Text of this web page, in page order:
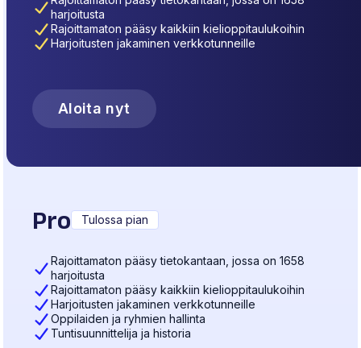
harjoitusta
Rajoittamaton pääsy kaikkiin kielioppitaulukoihin
Harjoitusten jakaminen verkkotunneille
Aloita nyt
Pro Tulossa pian
Rajoittamaton pääsy tietokantaan, jossa on 1658
harjoitusta
Rajoittamaton pääsy kaikkiin kielioppitaulukoihin
Harjoitusten jakaminen verkkotunneille
Oppilaiden ja ryhmien hallinta
Tuntisuunnittelija ja historia